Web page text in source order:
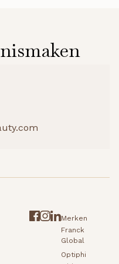
Merken
Franck
Global
Optiphi